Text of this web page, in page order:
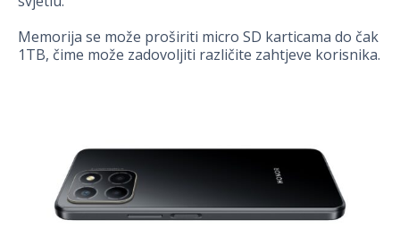
Memorija se može proširiti micro SD karticama do čak
1TB, čime može zadovoljiti različite zahtjeve korisnika.